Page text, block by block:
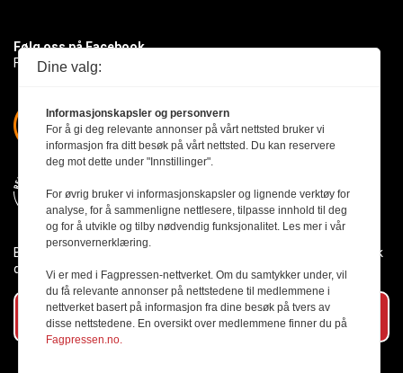
Følg oss på Facebook
Få med deg det siste innen byggebransjen
Byggmesteren følger Vær Varsom-plakaten og presseetikken slik
den er nedfelt i Redaktørplakaten.
Abonner på vårt nyhetsbrev
Dine valg:
Informasjonskapsler og personvern
For å gi deg relevante annonser på vårt nettsted bruker vi
informasjon fra ditt besøk på vårt nettsted. Du kan reservere
deg mot dette under "Innstillinger".
For øvrig bruker vi informasjonskapsler og lignende verktøy for
analyse, for å sammenligne nettlesere, tilpasse innhold til deg
og for å utvikle og tilby nødvendig funksjonalitet. Les mer i vår
personvernerklæring.
Vi er med i Fagpressen-nettverket. Om du samtykker under, vil
du få relevante annonser på nettstedene til medlemmene i
nettverket basert på informasjon fra dine besøk på tvers av
disse nettstedene. En oversikt over medlemmene finner du på
Fagpressen.no.